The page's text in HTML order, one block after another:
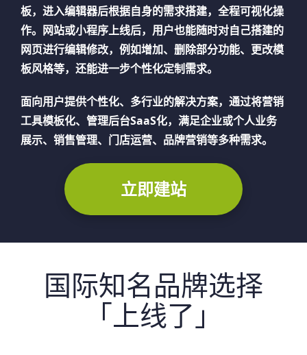
板，进入编辑器后根据自身的需求搭建，全程可视化操
作。网站或小程序上线后，用户也能随时对自己搭建的
网页进行编辑修改，例如增加、删除部分功能、更改模
板风格等，还能进一步个性化定制需求。
面向用户提供个性化、多行业的解决方案，通过将营销
工具模板化、管理后台SaaS化，满足企业或个人业务
展示、销售管理、门店运营、品牌营销等多种需求。
立即建站
国际知名品牌选择
「上线了」